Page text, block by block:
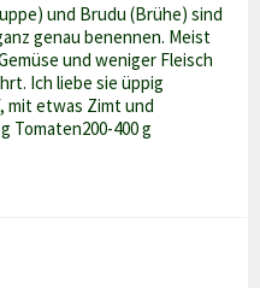
und Brudu (Brühe) sind
genau benennen. Meist
und weniger Fleisch
Ich liebe sie üppig
etwas Zimt und
Tomaten200-400 g